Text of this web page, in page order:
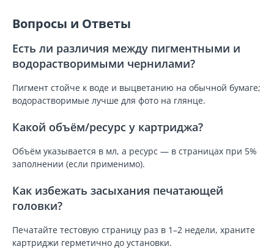
Вопросы и Ответы
Есть ли различия между пигментными и
водорастворимыми чернилами?
Пигмент стойче к воде и выцветанию на обычной бумаге;
водорастворимые лучше для фото на глянце.
Какой объём/ресурс у картриджа?
Объём указывается в мл, а ресурс — в страницах при 5%
заполнении (если применимо).
Как избежать засыхания печатающей
головки?
Печатайте тестовую страницу раз в 1–2 недели, храните
картриджи герметично до установки.